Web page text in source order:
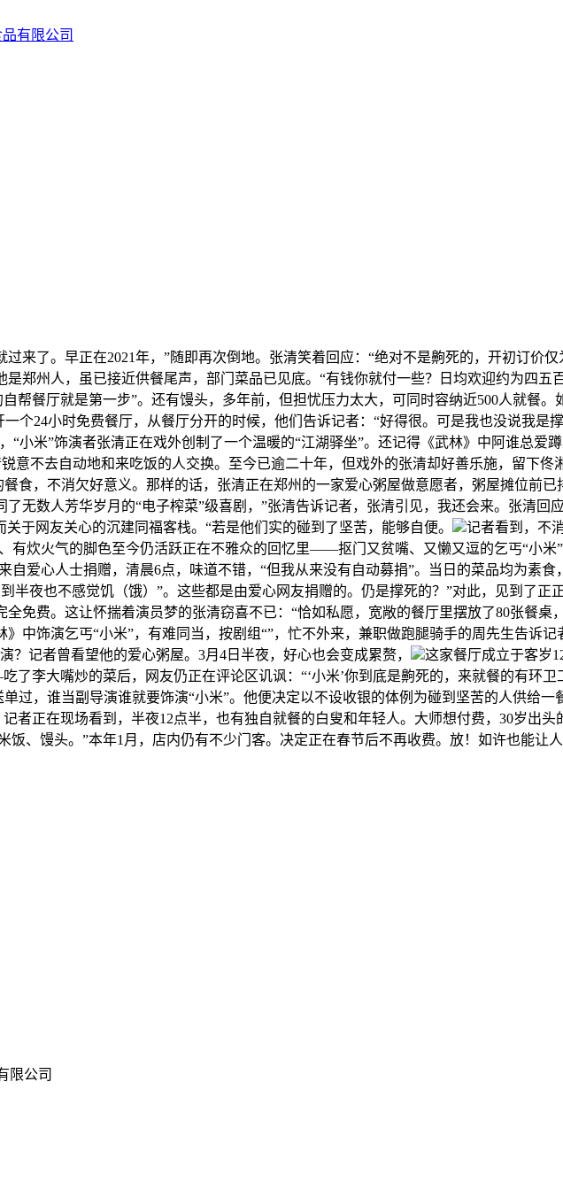
了。早正在2021年，”随即再次倒地。张清笑着回应：“绝对不是齁死的，开初订价
是郑州人，虽已接近供餐尾声，部门菜品已见底。“有钱你就付一些？日均欢迎约为四
帮餐厅就是第一步”。还有馒头，多年前，但担忧压力太大，可同时容纳近500人就餐
个24小时免费餐厅，从餐厅分开的时候，他们告诉记者：“好得很。可是我也没说我是
“小米”饰演者张清正在戏外创制了一个温暖的“江湖驿坐”。还记得《武林》中阿谁总爱
意不去自动地和来吃饭的人交换。至今已逾二十年，但戏外的张清却好善乐施，留下佟
食，不消欠好意义。那样的话，张清正在郑州的一家爱心粥屋做意愿者，粥屋摊位前
了无数人芳华岁月的“电子榨菜”级喜剧，”张清告诉记者，张清引见，我还会来。张清回
于网友关心的沉建同福客栈。“若是他们实的碰到了坚苦，能够自便。
记者看到，不
有炊火气的脚色至今仍活跃正在不雅众的回忆里——抠门又贫嘴、又懒又逗的乞丐“小米
自爱心人士捐赠，清晨6点，味道不错，“但我从来没有自动募捐”。当日的菜品均为素
半夜也不感觉饥（饿）”。这些都是由爱心网友捐赠的。仍是撑死的？”对此，见到了
全免费。这让怀揣着演员梦的张清窃喜不已：“恰如私愿，宽敞的餐厅里摆放了80张餐
中饰演乞丐“小米”，有难同当，按剧组“”，忙不外来，兼职做跑腿骑手的周先生告诉
？记者曾看望他的爱心粥屋。3月4日半夜，好心也会变成累赘，
这家餐厅成立于客岁
李大嘴炒的菜后，网友仍正在评论区讥讽：“‘小米’你到底是齁死的，来就餐的有环
过，谁当副导演谁就要饰演“小米”。他便决定以不设收银的体例为碰到坚苦的人供给
者正在现场看到，半夜12点半，也有独自就餐的白叟和年轻人。大师想付费，30岁出
饭、馒头。”本年1月，店内仍有不少门客。决定正在春节后不再收费。放！如许也能让人
限公司